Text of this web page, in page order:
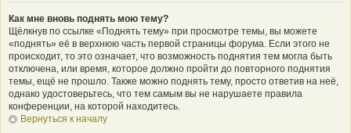
Как мне вновь поднять мою тему?
Щёлкнув по ссылке «Поднять тему» при просмотре темы, вы можете
«поднять» её в верхнюю часть первой страницы форума. Если этого не
происходит, то это означает, что возможность поднятия тем могла быть
отключена, или время, которое должно пройти до повторного поднятия
темы, ещё не прошло. Также можно поднять тему, просто ответив на неё,
однако удостоверьтесь, что тем самым вы не нарушаете правила
конференции, на которой находитесь.
Вернуться к началу